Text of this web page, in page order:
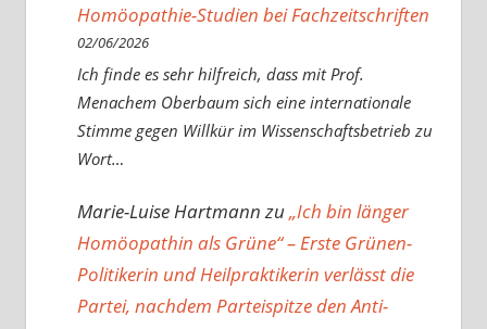
Homöopathie-Studien bei Fachzeitschriften
02/06/2026
Ich finde es sehr hilfreich, dass mit Prof.
Menachem Oberbaum sich eine internationale
Stimme gegen Willkür im Wissenschaftsbetrieb zu
Wort…
Marie-Luise Hartmannzu„Ich bin länger
Homöopathin als Grüne“ – Erste Grünen-
Politikerin und Heilpraktikerin verlässt die
Partei, nachdem Parteispitze den Anti-